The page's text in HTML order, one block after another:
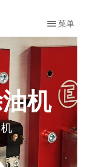
菜单
机